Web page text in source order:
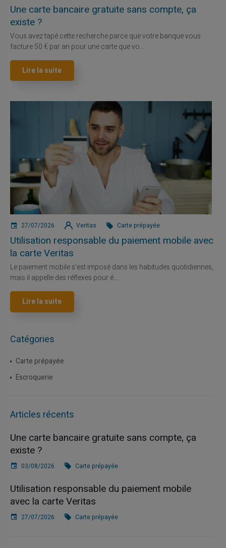
Une carte bancaire gratuite sans compte, ça
existe ?
Vous avez tapé cette recherche parce que votre banque vous
facture 50 € par an pour une carte que vo...
Lire la suite
27/07/2026 Veritas Carte prépayée
Utilisation responsable du paiement mobile avec
la carte Veritas
Le paiement mobile s'est imposé dans les habitudes quotidiennes,
mais il appelle des réflexes pour é...
Lire la suite
Catégories
Carte prépayée
Escroquerie
Articles récents
Une carte bancaire gratuite sans compte, ça
existe ?
03/08/2026 Carte prépayée
Utilisation responsable du paiement mobile
avec la carte Veritas
27/07/2026 Carte prépayée